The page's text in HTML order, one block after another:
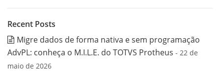
Recent Posts
Migre dados de forma nativa e sem programação
AdvPL: conheça o M.I.L.E. do TOTVS Protheus - 22 de
maio de 2026